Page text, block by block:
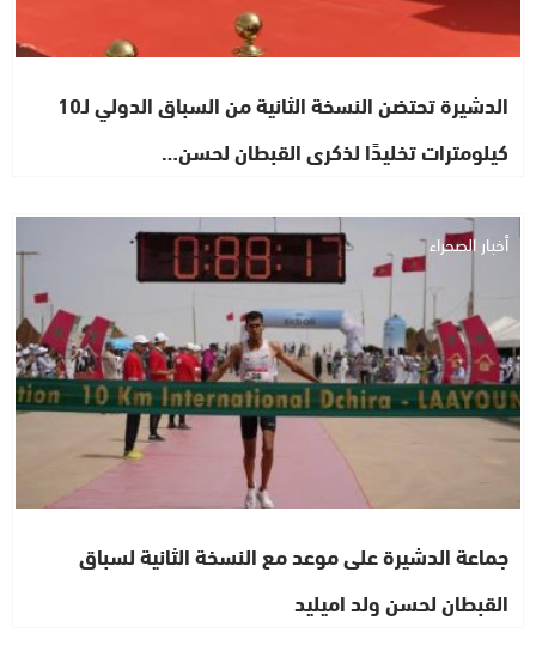
الدشيرة تحتضن النسخة الثانية من السباق الدولي لـ10
كيلومترات تخليدًا لذكرى القبطان لحسن…
أخبار الصحراء
جماعة الدشيرة على موعد مع النسخة الثانية لسباق
القبطان لحسن ولد اميليد